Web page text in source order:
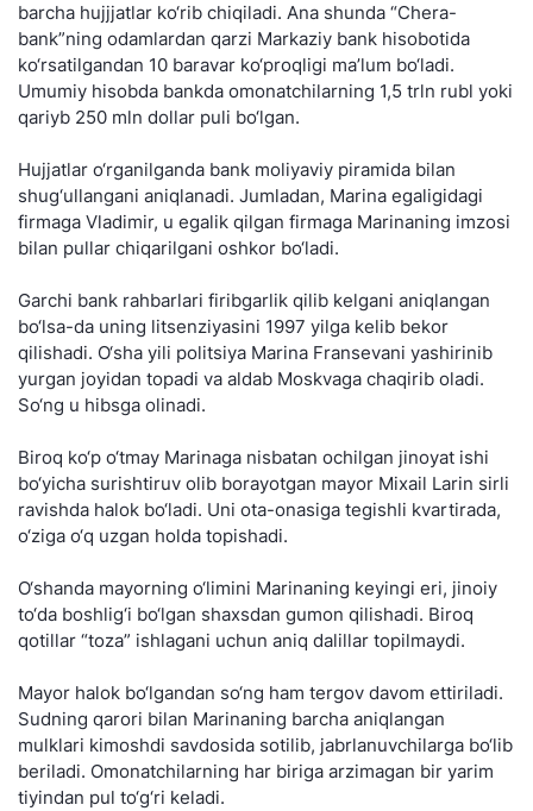
barcha hujjjatlar ko‘rib chiqiladi. Ana shunda “Chera-
bank”ning odamlardan qarzi Markaziy bank hisobotida
ko‘rsatilgandan 10 baravar ko‘proqligi ma’lum bo‘ladi.
Umumiy hisobda bankda omonatchilarning 1,5 trln rubl yoki
qariyb 250 mln dollar puli bo‘lgan.
Hujjatlar o‘rganilganda bank moliyaviy piramida bilan
shug‘ullangani aniqlanadi. Jumladan, Marina egaligidagi
firmaga Vladimir, u egalik qilgan firmaga Marinaning imzosi
bilan pullar chiqarilgani oshkor bo‘ladi.
Garchi bank rahbarlari firibgarlik qilib kelgani aniqlangan
bo‘lsa-da uning litsenziyasini 1997 yilga kelib bekor
qilishadi. O‘sha yili politsiya Marina Fransevani yashirinib
yurgan joyidan topadi va aldab Moskvaga chaqirib oladi.
So‘ng u hibsga olinadi.
Biroq ko‘p o‘tmay Marinaga nisbatan ochilgan jinoyat ishi
bo‘yicha surishtiruv olib borayotgan mayor Mixail Larin sirli
ravishda halok bo‘ladi. Uni ota-onasiga tegishli kvartirada,
o‘ziga o‘q uzgan holda topishadi.
O‘shanda mayorning o‘limini Marinaning keyingi eri, jinoiy
to‘da boshlig‘i bo‘lgan shaxsdan gumon qilishadi. Biroq
qotillar “toza” ishlagani uchun aniq dalillar topilmaydi.
Mayor halok bo‘lgandan so‘ng ham tergov davom ettiriladi.
Sudning qarori bilan Marinaning barcha aniqlangan
mulklari kimoshdi savdosida sotilib, jabrlanuvchilarga bo‘lib
beriladi. Omonatchilarning har biriga arzimagan bir yarim
tiyindan pul to‘g‘ri keladi.